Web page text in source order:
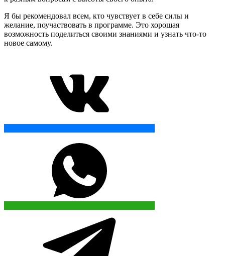
Я бы рекомендовал всем, кто чувствует в себе силы и
желание, поучаствовать в программе. Это хорошая
возможность поделиться своими знаниями и узнать что-то
новое самому.